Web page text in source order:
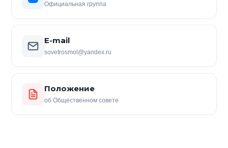
Официальная группа
E-mail
sovetrosmol@yandex.ru
Положение
об Общественном совете